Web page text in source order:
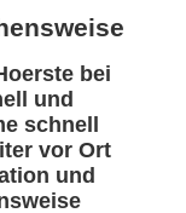
bei
und
schnell
vor Ort
und